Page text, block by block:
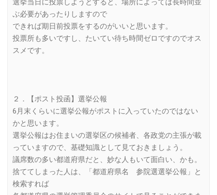
選挙当日に投票しようとすると、場所によっては長時間並
ぶ必要があったりしますので
できれば期日前投票をするのがいいと思います。
投票所も多いですし、たいてい待ち時間ゼロですのでオス
スメです。
２．【ポスト投函】選挙公報
6月末くらいに選挙公報がポストに入っていたのではない
かと思います。
選挙公報はお住まいの選挙区の候補者、各政党の主張が載
っていますので、基礎知識として見ておきましょう。
議席数の多い都道府県だと、妙な人もいて面白い、かも。
捨ててしまった人は、「都道府県名 参院選選挙公報」と
検索すれば